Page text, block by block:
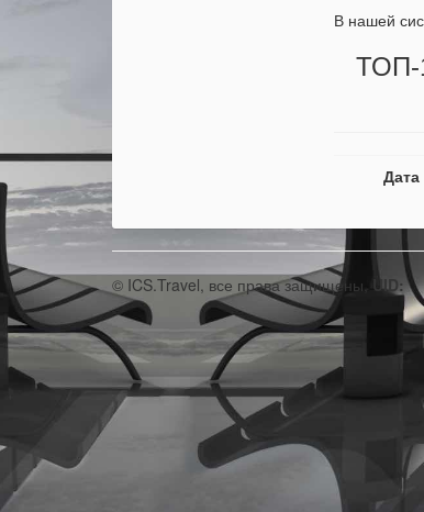
В нашей
ТОП-
© ICS.Travel, все права защищены, UID: